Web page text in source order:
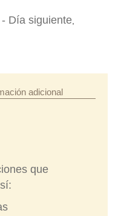
Día siguiente
adicional
que